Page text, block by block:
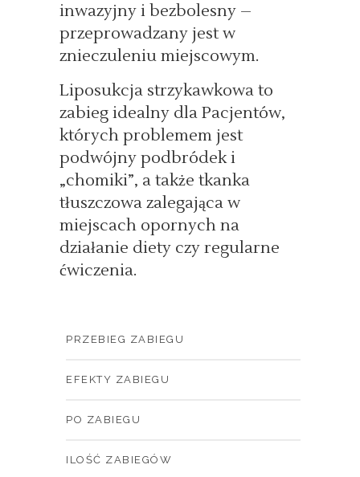
inwazyjny i bezbolesny –
przeprowadzany jest w
znieczuleniu miejscowym.
Liposukcja strzykawkowa to
zabieg idealny dla Pacjentów,
których problemem jest
podwójny podbródek i
„chomiki”, a także tkanka
tłuszczowa zalegająca w
miejscach opornych na
działanie diety czy regularne
ćwiczenia.
PRZEBIEG ZABIEGU
EFEKTY ZABIEGU
PO ZABIEGU
ILOŚĆ ZABIEGÓW